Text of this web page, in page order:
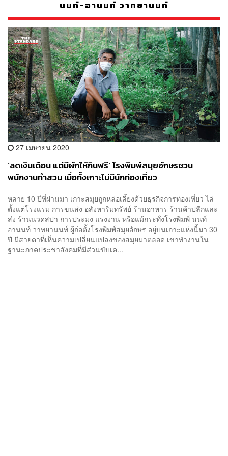
นนท์-อานนท์ วาทยานนท์
27 เมษายน 2020
‘ลดเงินเดือน แต่มีผักให้กินฟรี’ โรงพิมพ์สมุยอักษรชวน
พนักงานทำสวน เมื่อทั้งเกาะไม่มีนักท่องเที่ยว
หลาย 10 ปีที่ผ่านมา เกาะสมุยถูกหล่อเลี้ยงด้วยธุรกิจการท่องเที่ยว ไล่
ตั้งแต่โรงแรม การขนส่ง อสังหาริมทรัพย์ ร้านอาหาร ร้านค้าปลีกและ
ส่ง ร้านนวดสปา การประมง แรงงาน หรือแม้กระทั่งโรงพิมพ์ นนท์-
อานนท์ วาทยานนท์ ผู้ก่อตั้งโรงพิมพ์สมุยอักษร อยู่บนเกาะแห่งนี้มา 30
ปี มีสายตาที่เห็นความเปลี่ยนแปลงของสมุยมาตลอด เขาทำงานใน
ฐานะภาคประชาสังคมที่มีส่วนขับเค...